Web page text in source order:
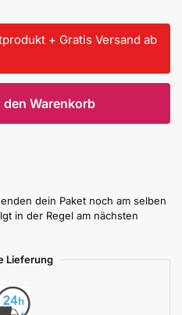
+ Gratis Versand ab
den Warenkorb
dein Paket noch am selben
in der Regel am nächsten
Lieferung